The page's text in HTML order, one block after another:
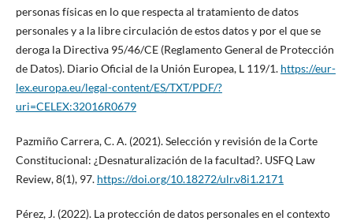
personas físicas en lo que respecta al tratamiento de datos
personales y a la libre circulación de estos datos y por el que se
deroga la Directiva 95/46/CE (Reglamento General de Protección
de Datos). Diario Oficial de la Unión Europea, L 119/1. https://eur-
lex.europa.eu/legal-content/ES/TXT/PDF/?
uri=CELEX:32016R0679
Pazmiño Carrera, C. A. (2021). Selección y revisión de la Corte
Constitucional: ¿Desnaturalización de la facultad?. USFQ Law
Review, 8(1), 97. https://doi.org/10.18272/ulr.v8i1.2171
Pérez, J. (2022). La protección de datos personales en el contexto